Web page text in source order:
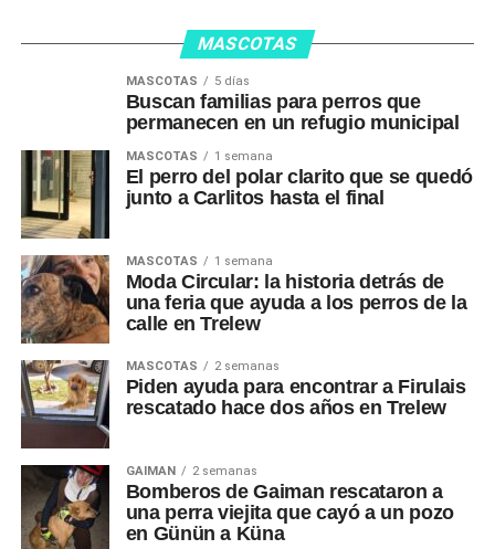
MASCOTAS
MASCOTAS 5 días
Buscan familias para perros que
permanecen en un refugio municipal
MASCOTAS 1 semana
El perro del polar clarito que se quedó
junto a Carlitos hasta el final
MASCOTAS 1 semana
Moda Circular: la historia detrás de
una feria que ayuda a los perros de la
calle en Trelew
MASCOTAS 2 semanas
Piden ayuda para encontrar a Firulais
rescatado hace dos años en Trelew
GAIMAN 2 semanas
Bomberos de Gaiman rescataron a
una perra viejita que cayó a un pozo
en Günün a Küna